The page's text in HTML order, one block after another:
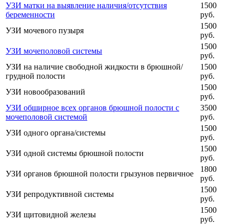
УЗИ матки на выявление наличия/отсутствия
беременности
1500
руб.
УЗИ мочевого пузыря
1500
руб.
УЗИ мочеполовой системы
1500
руб.
УЗИ на наличие свободной жидкости в брюшной/
грудной полости
1500
руб.
УЗИ новообразований
1500
руб.
УЗИ обширное всех органов брюшной полости с
мочеполовой системой
3500
руб.
УЗИ одного органа/системы
1500
руб.
УЗИ одной системы брюшной полости
1500
руб.
УЗИ органов брюшной полости грызунов первичное
1800
руб.
УЗИ репродуктивной системы
1500
руб.
УЗИ щитовидной железы
1500
руб.